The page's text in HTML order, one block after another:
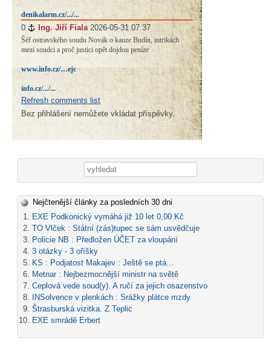
denikalarm.cz/.../...
0 # Ing. Jiří Fiala 2026-05-31 07:37
Šéf ostravského soudu Novák o kauze Budín, intrikách
mezi soudci a proč justici opět dojdou peníze
www.info.cz/…ejc
info.cz/.../...
Refresh comments list
Bez přihlášení nemůžete vkládat příspěvky.
Vyhledávání
Nejčtenější články za posledních 30 dni
EXE Podkonický vymáhá již 10 let 0,00 Kč
TO Vlček : Státní (zás)tupec se sám usvědčuje
Policie NB : Předložen ÚČET za vloupání
3 otázky - 3 oříšky
KS : Podjatost Makajev : Ještě se ptá...
Metnar : Nejbezmocnější ministr na světě
Ceplová vede soud(y). A ručí za jejich osazenstvo
INSolvence v plenkách : Srážky plátce mzdy
Štrasburská vizitka. Z Teplic
EXE smrádě Erbert